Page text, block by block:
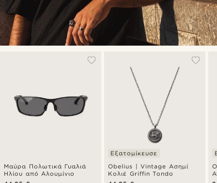
Μαύρα Πολωτικά Γυαλιά
Ηλίου από Αλουμίνιο
Obelius | Vintage Ασημί
Κολιέ Griffin Tondo
Εξατομίκευσε